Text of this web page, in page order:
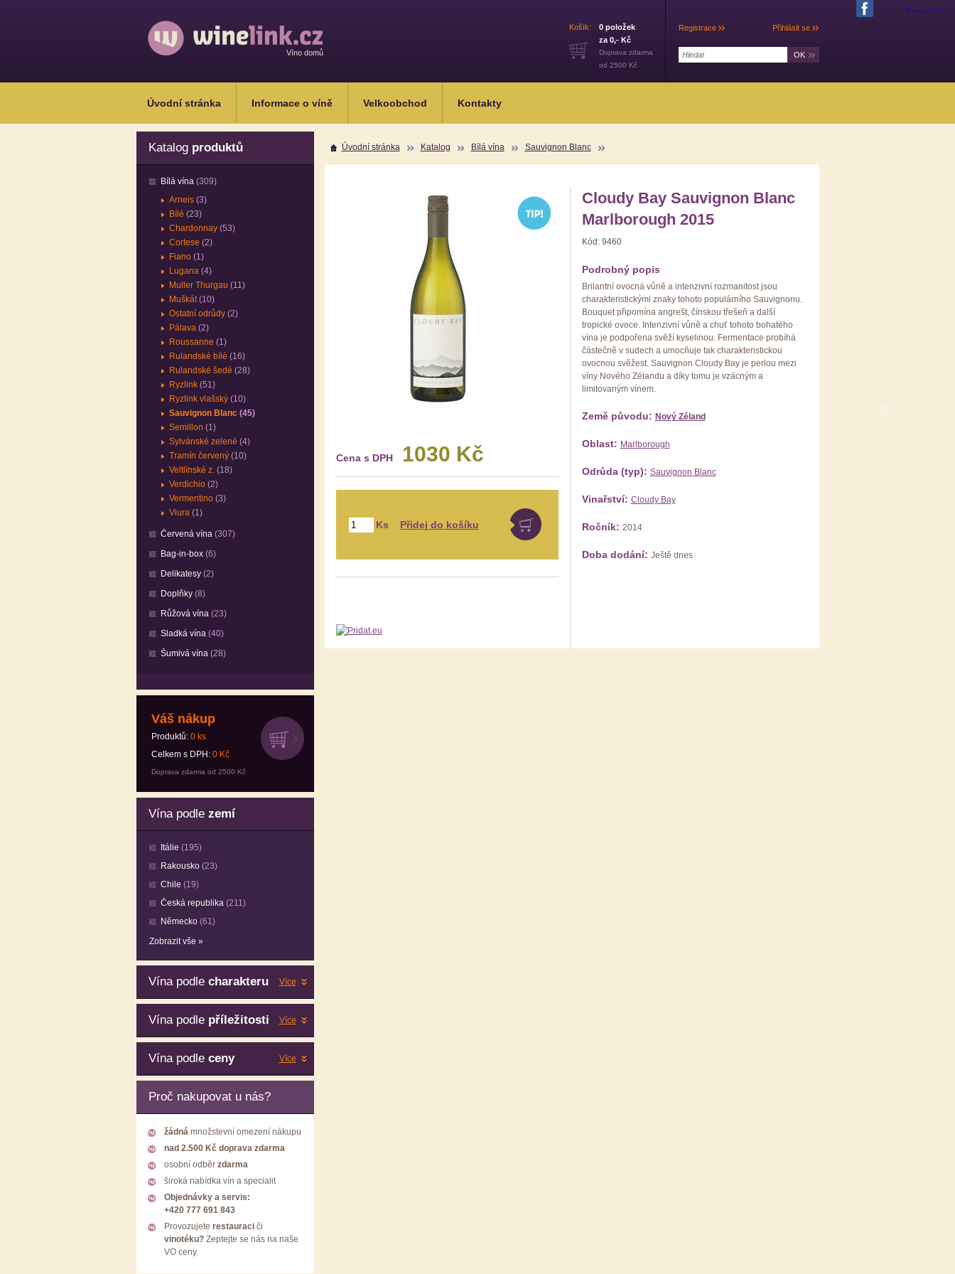
Víno domů
Registrace Přihlásit se
Košík: 0položek
za 0,- Kč
Doprava zdarma
od 2500 Kč
Úvodní stránka Informace o víně Velkoobchod Kontakty
Katalog produktů
Bílá vína (309)
Arneis (3)
Bílé (23)
Chardonnay (53)
Cortese (2)
Fiano (1)
Lugana (4)
Muller Thurgau (11)
Muškát(10)
Ostatní odrůdy (2)
Pálava (2)
Roussanne (1)
Rulandské bílé (16)
Rulandské šedé (28)
Ryzlink (51)
Ryzlink vlašský (10)
Sauvignon Blanc (45)
Semillon (1)
Sylvánské zelené (4)
Tramín červený (10)
Veltlínské z. (18)
Verdichio (2)
Vermentino (3)
Viura (1)
Červená vína (307)
Bag-in-box (6)
Delikatesy (2)
Doplňky (8)
Růžová vína (23)
Sladká vína (40)
Šumivá vína (28)
Váš nákup
Produktů: 0ks
Celkem s DPH: 0Kč
Doprava zdarma od 2500 Kč
Vína podle zemí
Itálie (195)
Rakousko (23)
Chile (19)
Česká republika (211)
Německo (61)
Zobrazit vše »
Více
Vína podle charakteru
Více
Vína podle příležitosti
Více
Vína podle ceny
Proč nakupovat u nás?
žádnámnožstevní omezení nákupu
nad 2.500 Kč doprava zdarma
osobní odběr zdarma
široká nabídka vín a specialit
Objednávky a servis:
+420 777 691 843
Provozujete restauraci či
vinotéku? Zeptejte se nás na naše
VO ceny.
Úvodní stránka Katalog Bílá vína Sauvignon Blanc
Cena s DPH 1030 Kč
Ks
Cloudy Bay Sauvignon Blanc
Marlborough 2015
Kód:9460
Podrobný popis
Brilantní ovocná vůně a intenzivní rozmanitost jsou
charakteristickými znaky tohoto populárního Sauvignonu.
Bouquet připomína angrešt, čínskou třešeň a další
tropické ovoce. Intenzivní vůně a chuť tohoto bohatého
vína je podpořena svěží kyselinou. Fermentace probíhá
částečně v sudech a umocňuje tak charakteristickou
ovocnou svěžest. Sauvignon Cloudy Bay je perlou mezi
víny Nového Zélandu a díky tomu je vzácným a
limitovaným vínem.
Země původu: Nový Zéland
Oblast: Marlborough
Odrůda (typ): Sauvignon Blanc
Vinařství: Cloudy Bay
Ročník: 2014
Doba dodání: Ještě dnes